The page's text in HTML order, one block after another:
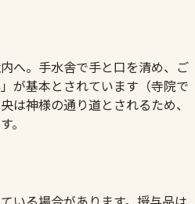
へ。手水舎で手と口を清め、ご
が基本とされています（寺院で
は神様の通り道とされるため、
。